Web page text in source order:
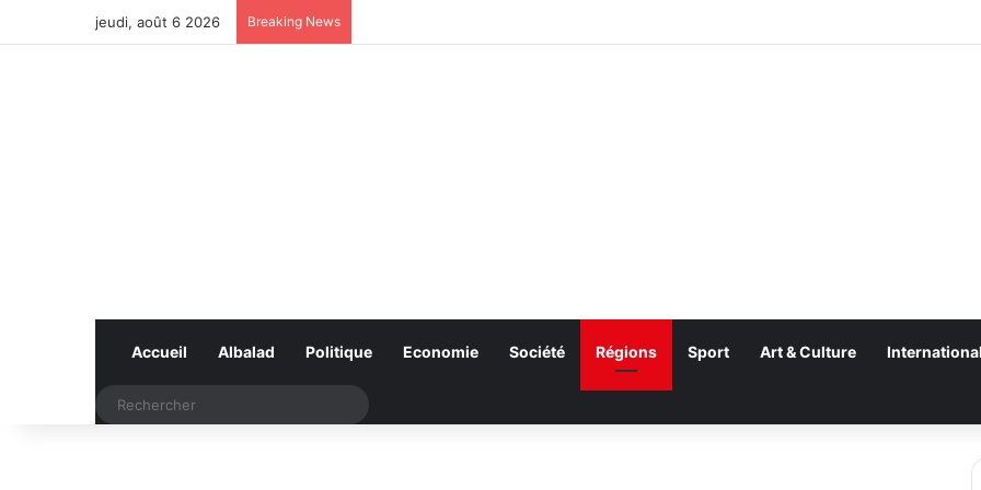
jeudi, août 6 2026 Breaking News
Accueil Albalad Politique Economie Société Régions Sport Art & Culture International